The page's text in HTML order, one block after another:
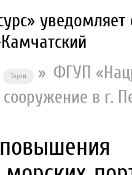
уведомляет
Торги » ФГУП
сооружение в г.